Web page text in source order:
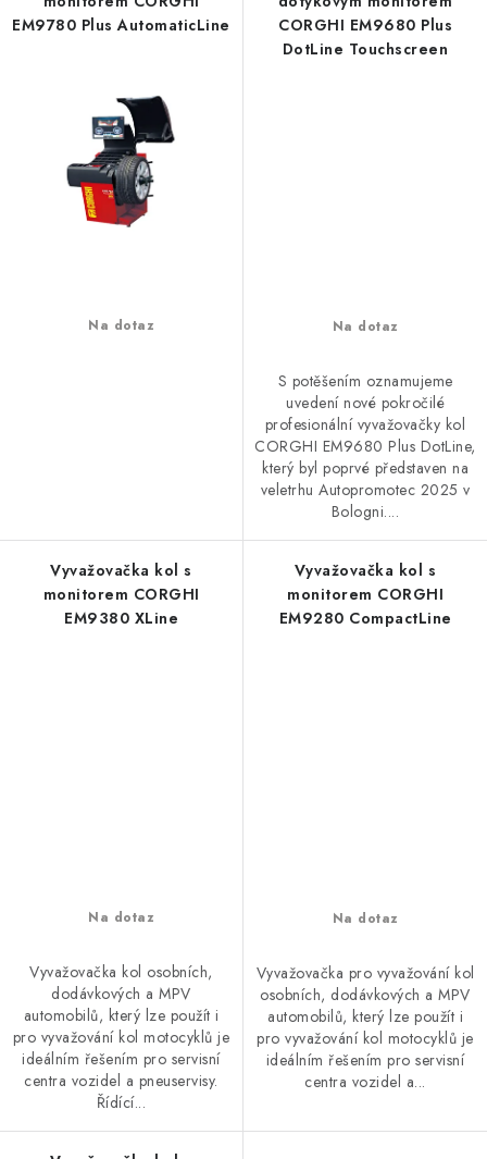
EM9780 Plus AutomaticLine
Na dotaz
CORGHI EM9680 Plus
DotLine Touchscreen
Na dotaz
S potěšením oznamujeme
uvedení nové pokročilé
profesionální vyvažovačky kol
CORGHI EM9680 Plus DotLine,
který byl poprvé představen na
veletrhu Autopromotec 2025 v
Bologni....
Vyvažovačka kol s
monitorem CORGHI
EM9380 XLine
Na dotaz
Vyvažovačka kol osobních,
dodávkových a MPV
automobilů, který lze použít i
pro vyvažování kol motocyklů je
ideálním řešením pro servisní
centra vozidel a pneuservisy.
Řídící...
Vyvažovačka kol s
monitorem CORGHI
EM9280 CompactLine
Na dotaz
Vyvažovačka pro vyvažování kol
osobních, dodávkových a MPV
automobilů, který lze použít i
pro vyvažování kol motocyklů je
ideálním řešením pro servisní
centra vozidel a...